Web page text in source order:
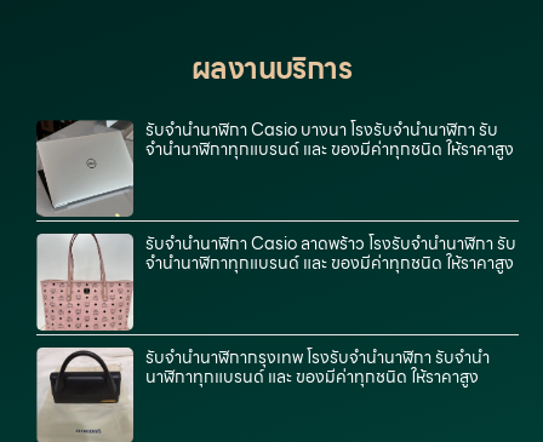
ผลงานบริการ
รับจํานํานาฬิกา Casio บางนา โรงรับจำนำนาฬิกา รับ
จำนำนาฬิกาทุกแบรนด์ และ ของมีค่าทุกชนิด ให้ราคาสูง
รับจํานํานาฬิกา Casio ลาดพร้าว โรงรับจำนำนาฬิกา รับ
จำนำนาฬิกาทุกแบรนด์ และ ของมีค่าทุกชนิด ให้ราคาสูง
รับจำนำนาฬิกากรุงเทพ โรงรับจำนำนาฬิกา รับจำนำ
นาฬิกาทุกแบรนด์ และ ของมีค่าทุกชนิด ให้ราคาสูง